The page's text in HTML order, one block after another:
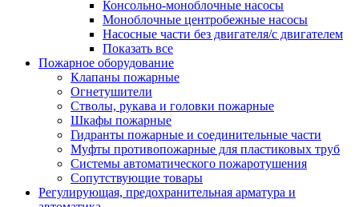
Консольно-моноблочные насосы
Моноблочные центробежные насосы
Насосные части без двигателя/с двигателем
Показать все
Пожарное оборудование
Клапаны пожарные
Огнетушители
Стволы, рукава и головки пожарные
Шкафы пожарные
Гидранты пожарные и соединительные части
Муфты противопожарные для пластиковых труб
Системы автоматического пожаротушения
Сопутствующие товары
Регулирующая, предохранительная арматура и